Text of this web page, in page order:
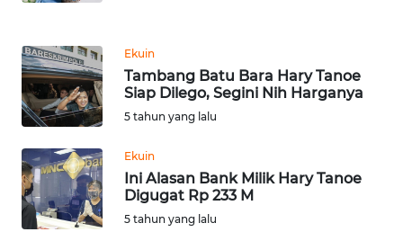
Ekuin
Tambang Batu Bara Hary Tanoe
Siap Dilego, Segini Nih Harganya
5 tahun yang lalu
Ekuin
Ini Alasan Bank Milik Hary Tanoe
Digugat Rp 233 M
5 tahun yang lalu
DISCLAIMER
Wahana
Regional
WN
SUMUT